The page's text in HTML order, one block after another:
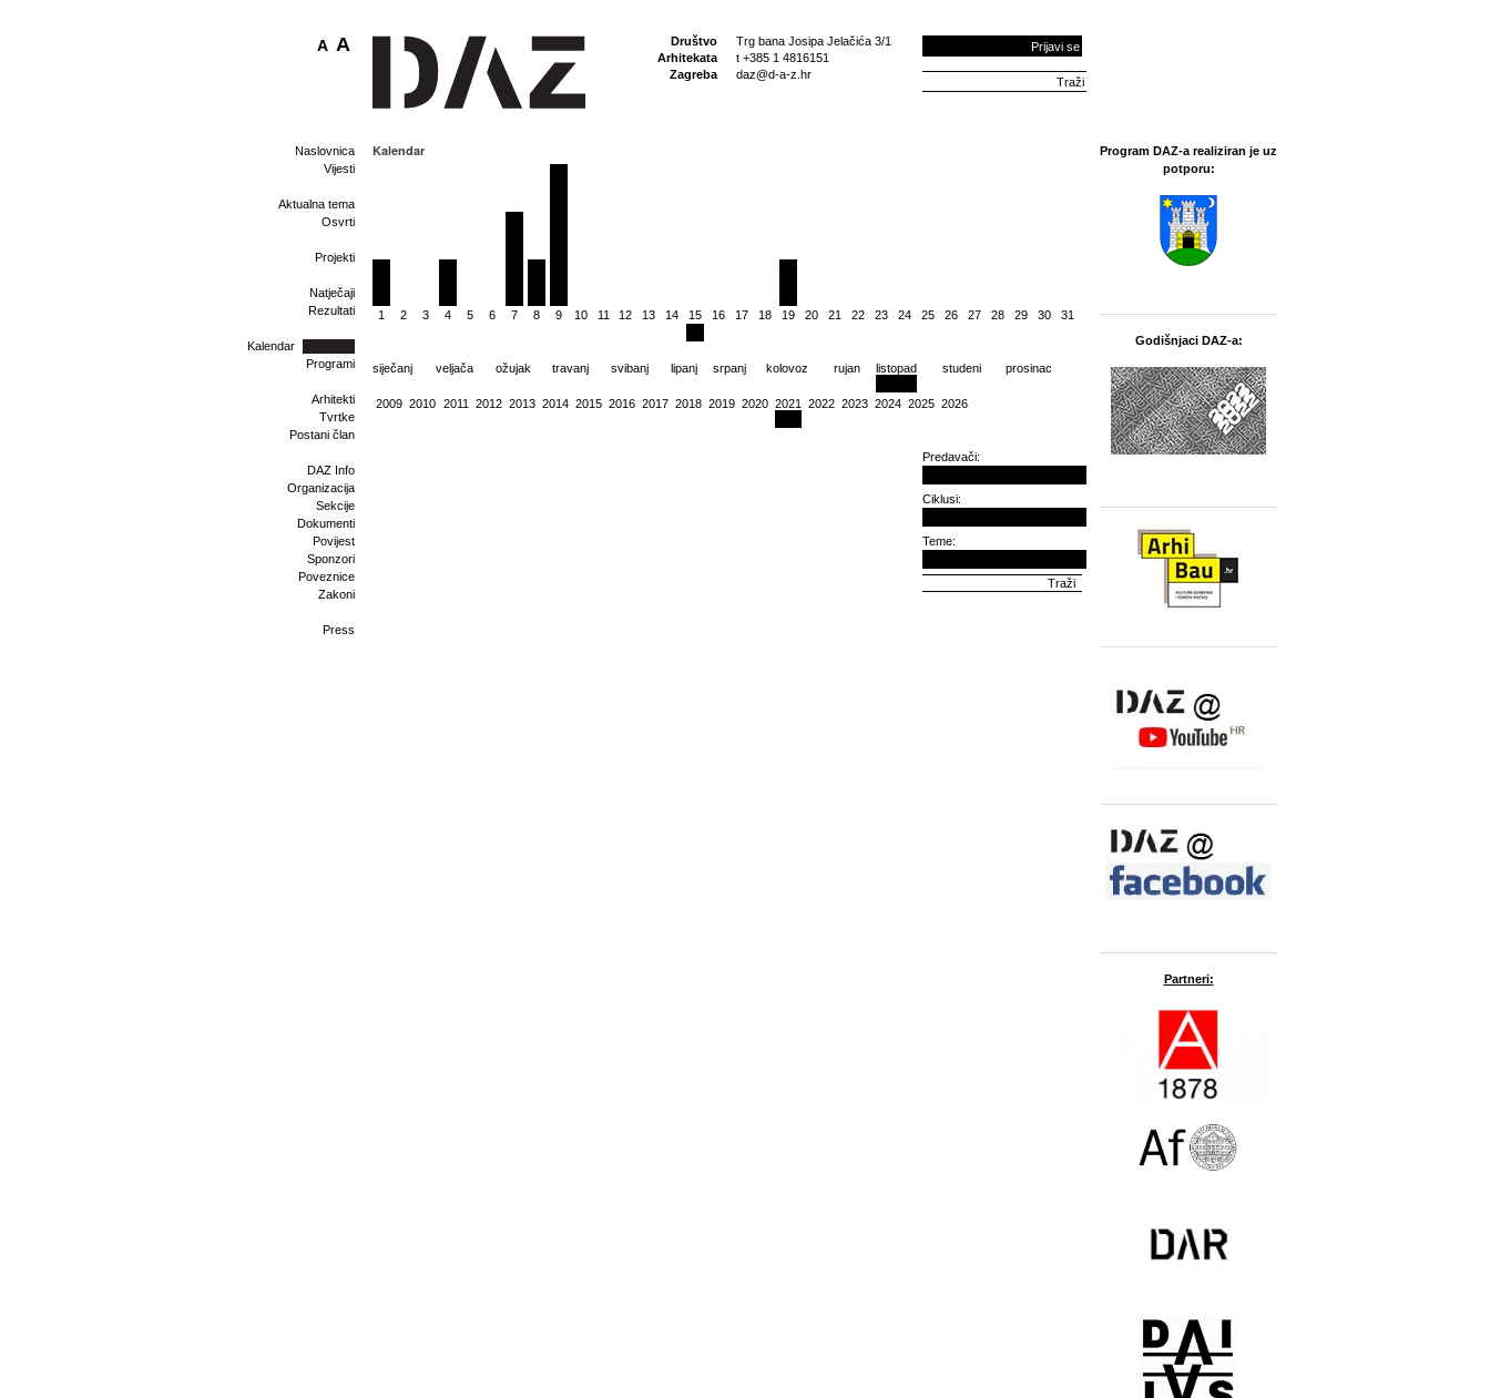
Društvo
Arhitekata
Zagreba
Trg bana Josipa Jelačića 3/1
t +385 1 4816151
daz@d-a-z.hr
Prijavi se
A A
Naslovnica
Vijesti
Aktualna tema
Osvrti
Projekti
Natječaji
Rezultati
Kalendar
Programi
Arhitekti
Tvrtke
Postani član
DAZ Info
Organizacija
Sekcije
Dokumenti
Povijest
Sponzori
Poveznice
Zakoni
Press
Kalendar
1 2 3 4 5 6 7 8 9 10 11 12 13 14 15 16 17 18 19 20 21 22 23 24 25 26 27 28 29 30 31
siječanj veljača ožujak travanj svibanj lipanj srpanj kolovoz rujan listopad studeni prosinac
2009 2010 2011 2012 2013 2014 2015 2016 2017 2018 2019 2020 2021 2022 2023 2024 2025 2026
Predavači:
Ciklusi:
Teme:
Program DAZ-a realiziran je uz
potporu:
Godišnjaci DAZ-a:
Partneri: